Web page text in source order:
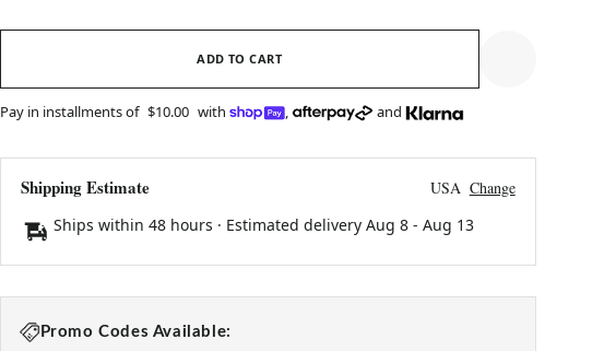
ADD TO CART
Pay in installments of $10.00 with , and
Shipping Estimate USA Change
Ships within 48 hours · Estimated delivery Aug 8- Aug 13
Promo Codes Available: